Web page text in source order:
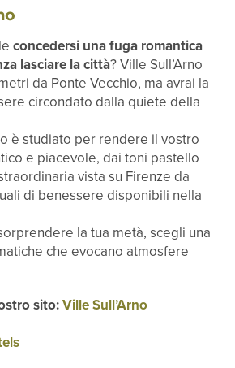
concedersi una fuga romantica
lasciare la città? Ville Sull’Arno
da Ponte Vecchio, ma avrai la
circondato dalla quiete della
è studiato per rendere il vostro
e piacevole, dai toni pastello
vista su Firenze da
di benessere disponibili nella
la tua metà, scegli una
che evocano atmosfere
sito:Ville Sull’Arno